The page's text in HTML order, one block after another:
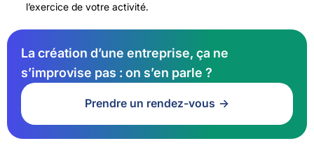
l’exercice de votre activité.
La création d’une entreprise, ça ne
s’improvise pas : on s’en parle ?
Prendre un rendez-vous